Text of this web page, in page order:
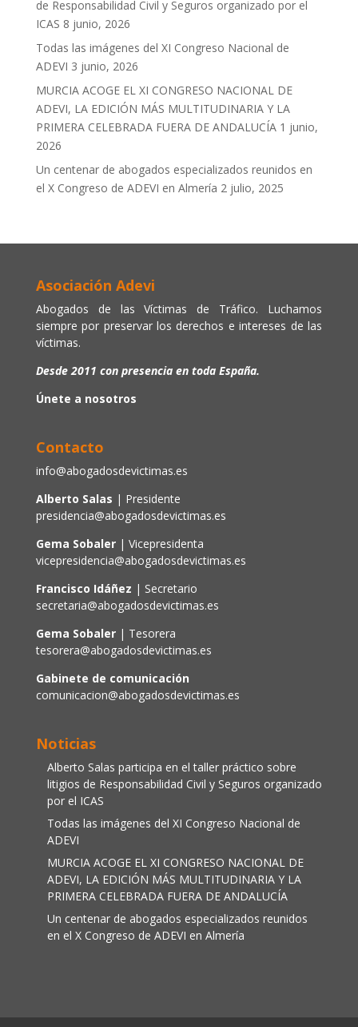
de Responsabilidad Civil y Seguros organizado por el
ICAS 8 junio, 2026
Todas las imágenes del XI Congreso Nacional de
ADEVI 3 junio, 2026
MURCIA ACOGE EL XI CONGRESO NACIONAL DE
ADEVI, LA EDICIÓN MÁS MULTITUDINARIA Y LA
PRIMERA CELEBRADA FUERA DE ANDALUCÍA 1 junio,
2026
Un centenar de abogados especializados reunidos en
el X Congreso de ADEVI en Almería 2 julio, 2025
Asociación Adevi
Abogados de las Víctimas de Tráfico. Luchamos
siempre por preservar los derechos e intereses de las
víctimas.
Desde 2011 con presencia en toda España.
Únete a nosotros
Contacto
info@abogadosdevictimas.es
Alberto Salas | Presidente
presidencia@abogadosdevictimas.es
Gema Sobaler | Vicepresidenta
vicepresidencia@abogadosdevictimas.es
Francisco Idáñez | Secretario
secretaria@abogadosdevictimas.es
Gema Sobaler| Tesorera
tesorera@abogadosdevictimas.es
Gabinete de comunicación
comunicacion@abogadosdevictimas.es
Noticias
Alberto Salas participa en el taller práctico sobre
litigios de Responsabilidad Civil y Seguros organizado
por el ICAS
Todas las imágenes del XI Congreso Nacional de
ADEVI
MURCIA ACOGE EL XI CONGRESO NACIONAL DE
ADEVI, LA EDICIÓN MÁS MULTITUDINARIA Y LA
PRIMERA CELEBRADA FUERA DE ANDALUCÍA
Un centenar de abogados especializados reunidos
en el X Congreso de ADEVI en Almería